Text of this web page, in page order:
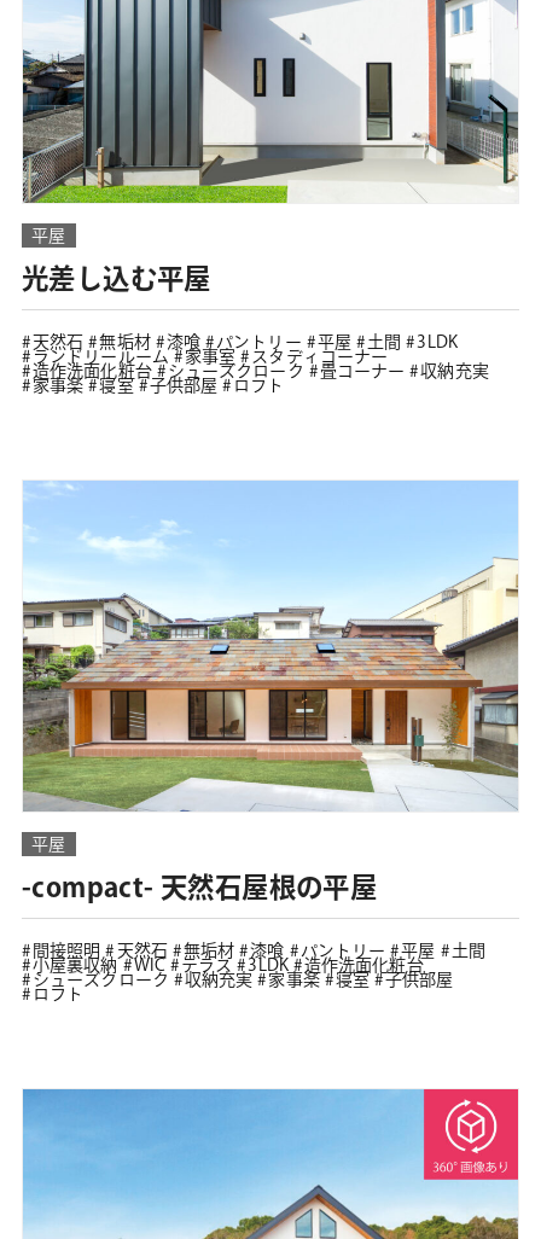
平屋
光差し込む平屋
天然石 無垢材 漆喰 パントリー 平屋 土間
3LDK
ランドリールーム
家事室
スタディコーナー
造作洗面化粧台
シューズクローク 畳コーナー
収納充実
家事楽
寝室 子供部屋 ロフト
平屋
-compact- 天然石屋根の平屋
間接照明 天然石 無垢材 漆喰 パントリー 平屋
土間
小屋裏収納
WIC テラス 3LDK
造作洗面化粧台
シューズクローク
収納充実 家事楽 寝室
子供部屋
ロフト